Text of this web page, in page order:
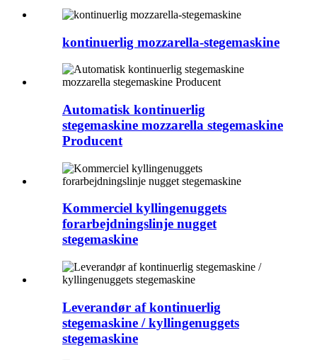
kontinuerlig mozzarella-stegemaskine
Automatisk kontinuerlig
stegemaskine mozzarella stegemaskine
Producent
Kommerciel kyllingenuggets
forarbejdningslinje nugget
stegemaskine
Leverandør af kontinuerlig
stegemaskine / kyllingenuggets
stegemaskine